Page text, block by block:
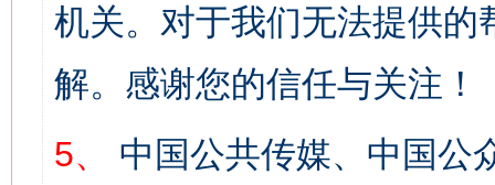
机关。对于我们无法提供
解。感谢您的信任与关注！
5、
中国公共传媒、中国公